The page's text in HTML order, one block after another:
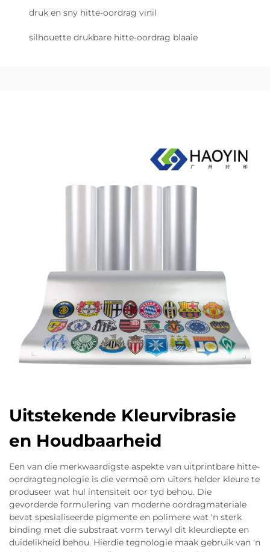
druk en sny hitte-oordrag vinil
silhouette drukbare hitte-oordrag blaaie
Uitstekende Kleurvibrasie
en Houdbaarheid
Een van die merkwaardigste aspekte van uitprintbare hitte-
oordragtegnologie is die vermoë om uiters helder kleure te
produseer wat hul intensiteit oor tyd behou. Die
gevorderde formulering van moderne oordragmateriale
bevat spesialiseerde pigmente en polimere wat 'n sterk
binding met die substraat vorm terwyl dit kleurdiepte en
duidelikheid behou. Hierdie tegnologie maak gebruik van 'n